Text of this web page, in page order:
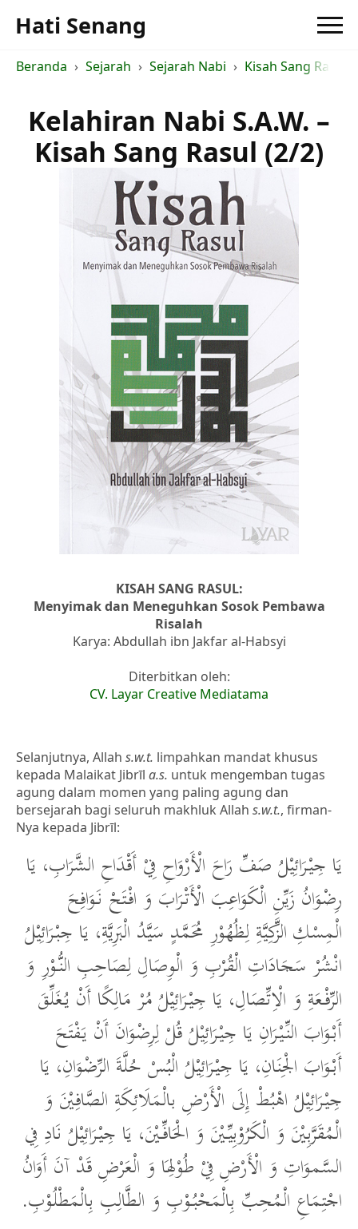
Hati Senang
Beranda Sejarah Sejarah Nabi Kisah Sang Rasul
Kelahiran Nabi S.A.W. –
Kisah Sang Rasul (2/2)
KISAH SANG RASUL:
Menyimak dan Meneguhkan Sosok Pembawa
Risalah
Karya: Abdullah ibn Jakfar al-Habsyi
Diterbitkan oleh:
CV. Layar Creative Mediatama
Selanjutnya, Allah s.w.t. limpahkan mandat khusus
kepada Malaikat Jibrīl a.s. untuk mengemban tugas
agung dalam momen yang paling agung dan
bersejarah bagi seluruh makhluk Allah s.w.t., firman-
Nya kepada Jibrīl:
يَا جِيْرَائِيْلُ صَفِّ رَاحَ الْأَرْوَاحِ فِيْ أَقْدَاحِ الشَّرَابِ، يَا
رِضْوَانُ زَيِّنِ الْكَوَاعِبَ الْأَتْرَابَ وَ افْتَحْ نَوَافِحَ
الْمِسْكِ الزَّكِيَّةِ لِظُهُوْرِ مُحَمَّدٍ سَيَّدُ الْبَرِيَّةِ، يَا جِبْرَائِيْلُ
انْشُرْ سَجَادَاتِ الْقُرْبِ وَ الْوِصَالِ لِصَاحِبِ النُّوْرِ وَ
الرِّفْعَةِ وَ الْاِتِّصَالِ، يَا جِيْرَائِيْلُ مُرْ مَالِكًا أَنْ يُغَلِّقَ
أَبْوَابَ النِّيْرَانِ يَا جِيْرَائِيْلُ قُلْ لِرِضْوَانَ أَنْ يَفْتَحَ
أَبْوَابَ الْجِنَانِ، يَا جِيْرَائِيْلُ الْبُسْ حُلَّةَ الرِّضْوَانِ، يَا
جِيْرَائِيْلُ اهْبُطْ إِلَى الْأَرْضِ بالْمَلَائِكَةِ الصَّافِيْنَ وَ
الْمُقَرَّبِيْنَ وَ الْكَرُوْبِيِّيْنَ وَ الْحَافِّيْنَ، يَا جِيْرَائِيْلُ نَادِ فِي
السَّموَاتِ وَ الْأَرْضِ فِيْ طُوْلِهَا وَ الْعَرْضِ قَدْ آنَ أَوَانُ
اجْتِمَاعِ الْمُحِبِّ بِالْمَحْبُوْبِ وَ الطَّالِبِ بِالْمَطْلُوْبِ.